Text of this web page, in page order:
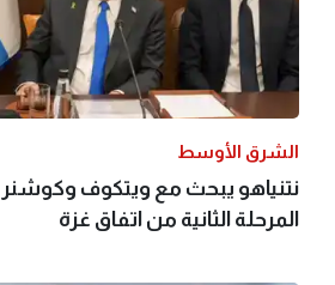
الشرق الأوسط
نتنياهو يبحث مع ويتكوف وكوشنر
المرحلة الثانية من اتفاق غزة